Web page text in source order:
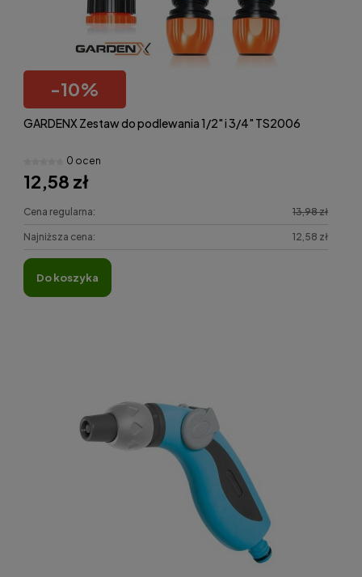
-10%
GARDENX Zestaw do podlewania 1/2" i 3/4" TS2006
0 ocen
12,58 zł
Cena regularna: 13,98 zł
Najniższa cena: 12,58 zł
do koszyka